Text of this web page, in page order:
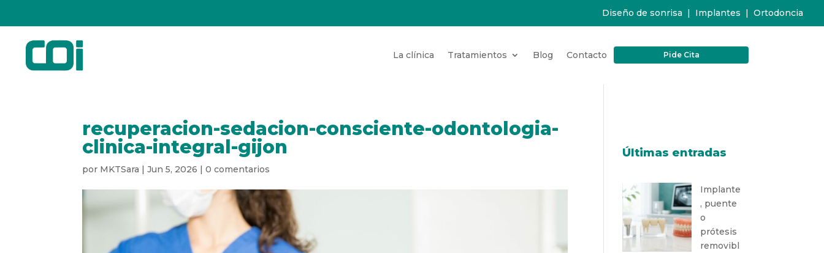
Diseño de sonrisa | Implantes |Ortodoncia
La clínica Tratamientos Blog Contacto Pide Cita
recuperacion-sedacion-consciente-odontologia-
clinica-integral-gijon
por MKTSara |Jun 5, 2026 |0 comentarios
Últimas entradas
Implante
, puente
o
prótesis
removibl